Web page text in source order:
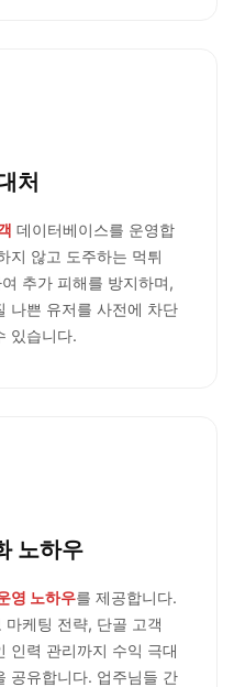
처
데이터베이스를 운영합
지 않고 도주하는 먹튀
추가 피해를 방지하며,
나쁜 유저를 사전에 차단
있습니다.
노하우
영 노하우를 제공합니다.
케팅 전략, 단골 고객
인력 관리까지 수익 극대
공유합니다. 업주님들 간